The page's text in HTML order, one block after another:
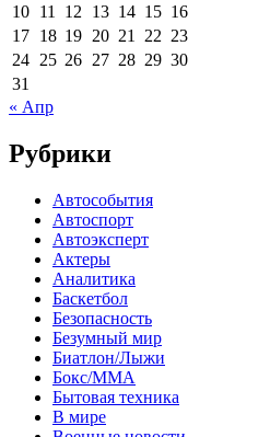
10 11 12 13 14 15 16
17 18 19 20 21 22 23
24 25 26 27 28 29 30
31
« Апр
Рубрики
Автособытия
Автоспорт
Автоэксперт
Актеры
Аналитика
Баскетбол
Безопасность
Безумный мир
Биатлон/Лыжи
Бокс/MMA
Бытовая техника
В мире